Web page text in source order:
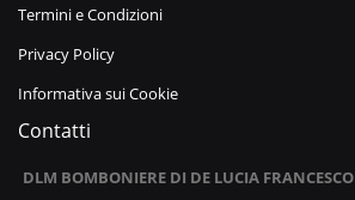
Termini e Condizioni
Privacy Policy
Informativa sui Cookie
Contatti
DLM BOMBONIERE DI DE LUCIA FRANCESCO